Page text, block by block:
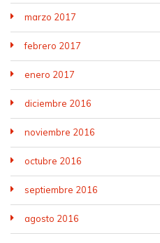
marzo 2017
febrero 2017
enero 2017
diciembre 2016
noviembre 2016
octubre 2016
septiembre 2016
agosto 2016